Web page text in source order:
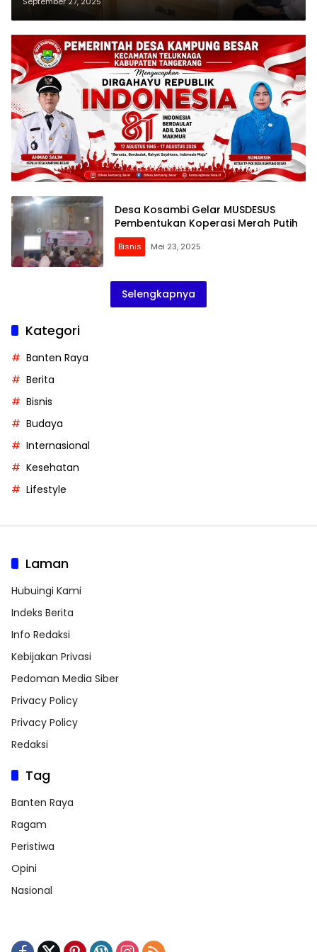
Keseriusan Jalani Program
Pemerintah
Desa Kosambi Gelar MUSDESUS
Pembentukan Koperasi Merah Putih
Bisnis Mei 23, 2025
Selengkapnya
Kategori
Banten Raya
Berita
Bisnis
Budaya
Internasional
Kesehatan
Lifestyle
Laman
Hubuingi Kami
Indeks Berita
Info Redaksi
Kebijakan Privasi
Pedoman Media Siber
Privacy Policy
Privacy Policy
Redaksi
Tag
Banten Raya
Ragam
Peristiwa
Opini
Nasional